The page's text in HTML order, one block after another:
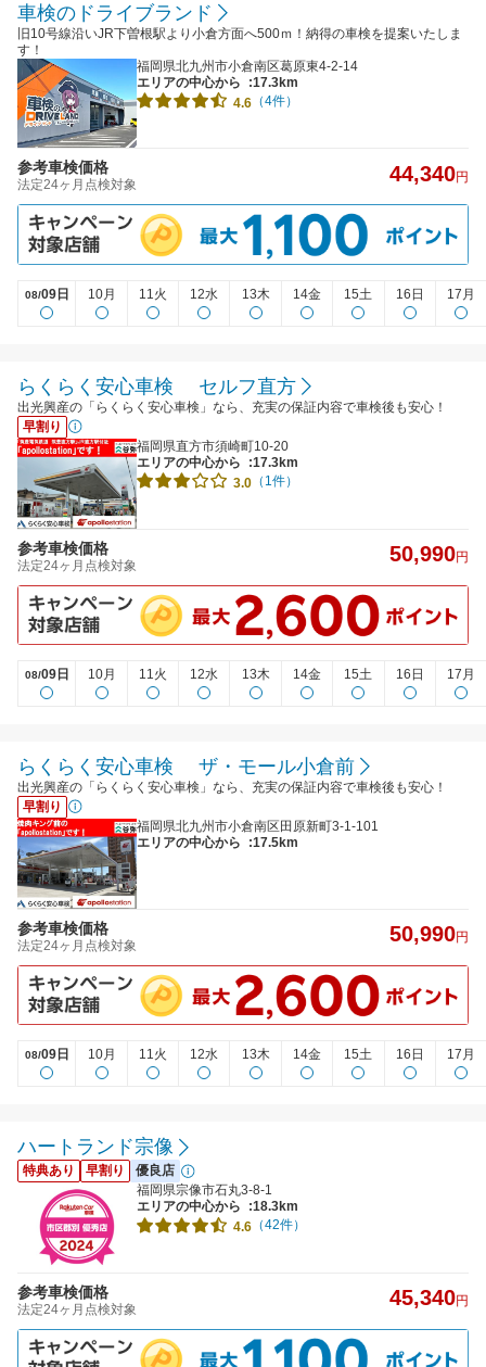
車検のドライブランド
旧10号線沿いJR下曽根駅より小倉方面へ500ｍ！納得の車検を提案いたしま
す！
福岡県北九州市小倉南区葛原東4-2-14
エリアの中心から
:17.3km
4.6 （4件）
参考車検価格
法定24ヶ月点検対象 44,340円
08/09日 10月 11火 12水 13木 14金 15土 16日 17月
らくらく安心車検 セルフ直方
出光興産の「らくらく安心車検」なら、充実の保証内容で車検後も安心！
早割り
福岡県直方市須崎町10-20
エリアの中心から
:17.3km
3.0 （1件）
参考車検価格
法定24ヶ月点検対象 50,990円
08/09日 10月 11火 12水 13木 14金 15土 16日 17月
らくらく安心車検 ザ・モール小倉前
出光興産の「らくらく安心車検」なら、充実の保証内容で車検後も安心！
早割り
福岡県北九州市小倉南区田原新町3-1-101
エリアの中心から
:17.5km
参考車検価格
法定24ヶ月点検対象 50,990円
08/09日 10月 11火 12水 13木 14金 15土 16日 17月
ハートランド宗像
特典あり 早割り
優良店
福岡県宗像市石丸3-8-1
エリアの中心から
:18.3km
4.6 （42件）
参考車検価格
法定24ヶ月点検対象 45,340円